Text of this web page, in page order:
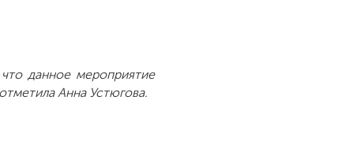
данное мероприятие
Анна Устюгова.